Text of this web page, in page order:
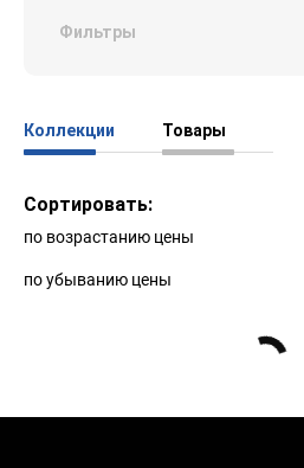
Фильтры
Коллекции Товары
Сортировать:
по возрастанию цены
по убыванию цены